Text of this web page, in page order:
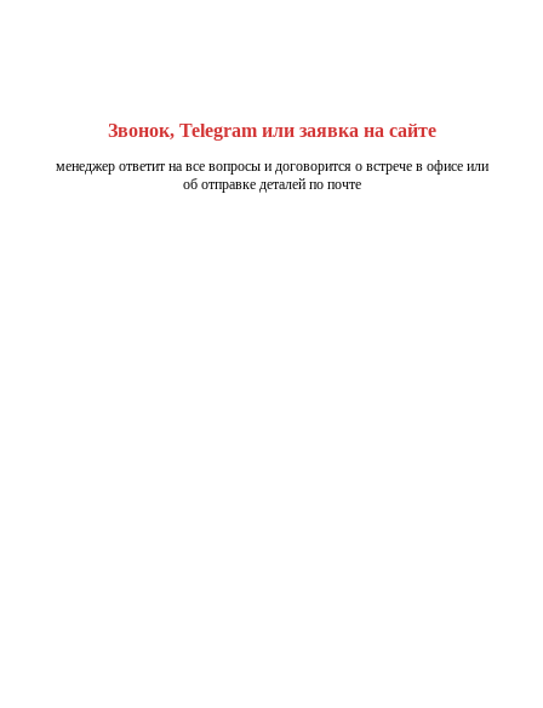
Звонок, Telegram или заявка на сайте
менеджер ответит на все вопросы и договорится о встрече в офисе или
об отправке деталей по почте